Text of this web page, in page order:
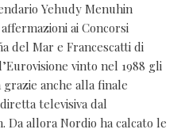
Yehudy Menuhin
ai Concorsi
del Mar e Francescatti di
vinto nel 1988 gli
anche alla finale
televisiva dal
Da allora Nordio ha calcato le